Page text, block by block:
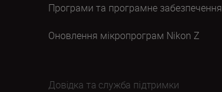
Програми та програмне забезпечення
Оновлення мікропрограм Nikon Z
Довідка та служба підтримки